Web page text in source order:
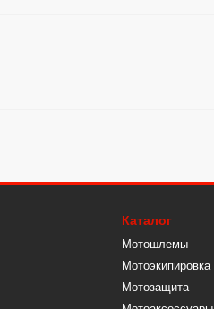
Каталог
Мотошлемы
Мотоэкипировка
Мотозащита